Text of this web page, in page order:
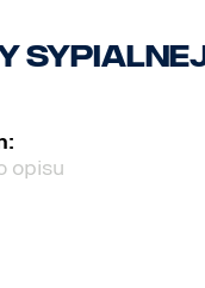
opisu